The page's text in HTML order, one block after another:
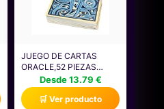
JUEGO DE CARTAS
ORACLE,52 PIEZAS
ADIVINACIÓN INTUICIÓN
DECK ORACLE SET |
JUGUETE ADIVINATORIO
Desde 13.79 €
🛒 Ver producto